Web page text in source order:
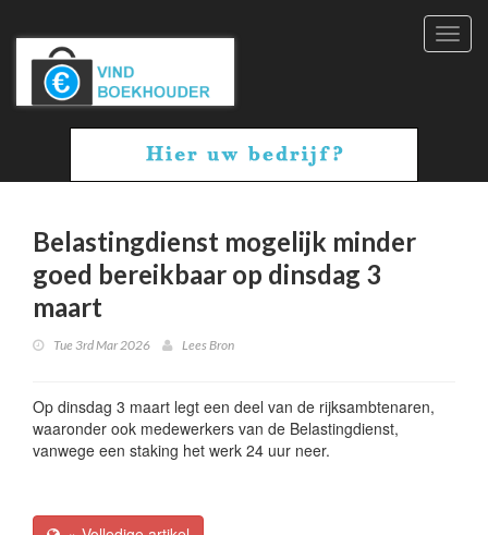
Belastingdienst mogelijk minder
goed bereikbaar op dinsdag 3
maart
Tue 3rd Mar 2026 Lees Bron
Op dinsdag 3 maart legt een deel van de rijksambtenaren,
waaronder ook medewerkers van de Belastingdienst,
vanwege een staking het werk 24 uur neer.